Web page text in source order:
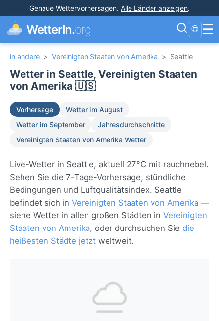
Genaue Wettervorhersagen. Alle Länder anzeigen.
WetterIn.org 🌐 ☰
in andere > Vereinigten Staaten von Amerika > Seattle
Wetter in Seattle, Vereinigten Staaten
von Amerika 🇺🇸
Vorhersage
Wetter im August
Wetter im September
Jahresdurchschnitte
Vereinigten Staaten von Amerika Wetter
Live-Wetter in Seattle, aktuell 27°C mit rauchnebel.
Sehen Sie die 7-Tage-Vorhersage, stündliche
Bedingungen und Luftqualitätsindex. Seattle
befindet sich in Vereinigten Staaten von Amerika —
siehe Wetter in allen großen Städten in Vereinigten
Staaten von Amerika, oder durchsuchen Sie die
heißesten Städte jetzt weltweit.